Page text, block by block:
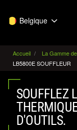
Belgique
Accueil La Gamme
LB5800E SOUFFLEUR
SOUFFLEZ
D'OUTILS.